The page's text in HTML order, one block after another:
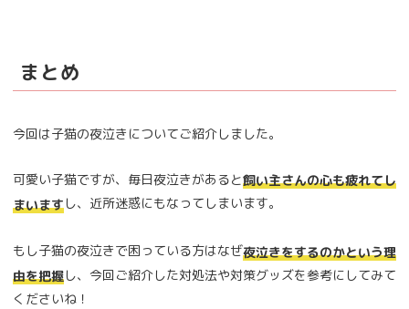
まとめ
今回は子猫の夜泣きについてご紹介しました。
可愛い子猫ですが、毎日夜泣きがあると飼い主さんの心も疲れてし
まいますし、近所迷惑にもなってしまいます。
もし子猫の夜泣きで困っている方はなぜ夜泣きをするのかという理
由を把握し、今回ご紹介した対処法や対策グッズを参考にしてみて
くださいね！